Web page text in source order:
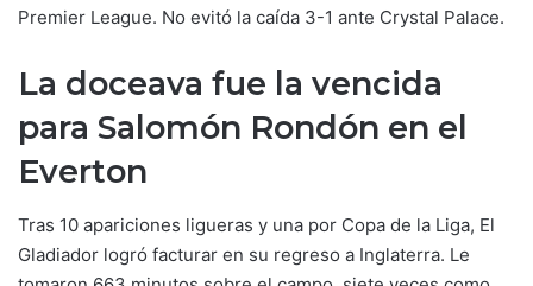
Premier League. No evitó la caída 3-1 ante Crystal Palace.
La doceava fue la vencida
para Salomón Rondón en el
Everton
Tras 10 apariciones ligueras y una por Copa de la Liga, El
Gladiador logró facturar en su regreso a Inglaterra. Le